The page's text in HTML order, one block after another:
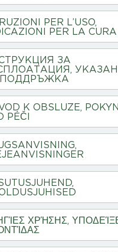
PER L’USO,
PER LA CURA
ЗА
K OBSLUZE,
PÉČI
ΧΡΉΣΗΣ,